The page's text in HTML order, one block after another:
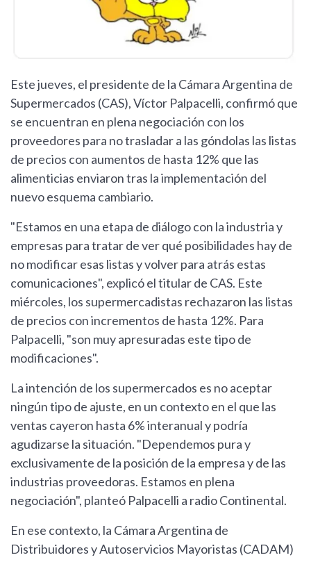
Este jueves, el presidente de la Cámara Argentina de
Supermercados (CAS), Víctor Palpacelli, confirmó que
se encuentran en plena negociación con los
proveedores para no trasladar a las góndolas las listas
de precios con aumentos de hasta 12% que las
alimenticias enviaron tras la implementación del
nuevo esquema cambiario.
"Estamos en una etapa de diálogo con la industria y
empresas para tratar de ver qué posibilidades hay de
no modificar esas listas y volver para atrás estas
comunicaciones", explicó el titular de CAS. Este
miércoles, los supermercadistas rechazaron las listas
de precios con incrementos de hasta 12%. Para
Palpacelli, "son muy apresuradas este tipo de
modificaciones".
La intención de los supermercados es no aceptar
ningún tipo de ajuste, en un contexto en el que las
ventas cayeron hasta 6% interanual y podría
agudizarse la situación. "Dependemos pura y
exclusivamente de la posición de la empresa y de las
industrias proveedoras. Estamos en plena
negociación", planteó Palpacelli a radio Continental.
En ese contexto, la Cámara Argentina de
Distribuidores y Autoservicios Mayoristas (CADAM)